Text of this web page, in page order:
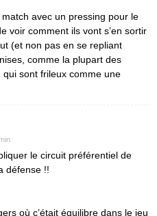
match avec un pressing pour le
voir comment ils vont s’en sortir
(et non pas en se repliant
comme la plupart des
sont frileux comme une
le circuit préférentiel de
défense !!
où c’était équilibre dans le jeu